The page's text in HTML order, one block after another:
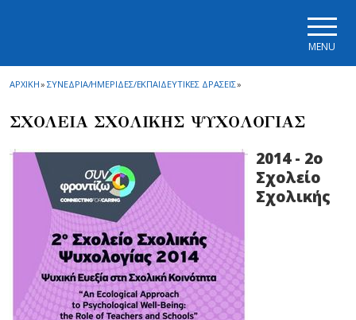
MENU
ΑΡΧΙΚΗ» ΣΥΝΕΔΡΙΑ/ΗΜΕΡΙΔΕΣ/ΕΚΠΑΙΔΕΥΤΙΚΕΣ ΔΡΑΣΕΙΣ»
ΣΧΟΛΕΙΑ ΣΧΟΛΙΚΗΣ ΨΥΧΟΛΟΓΙΑΣ
2014 - 2ο
Σχολείο
Σχολικής